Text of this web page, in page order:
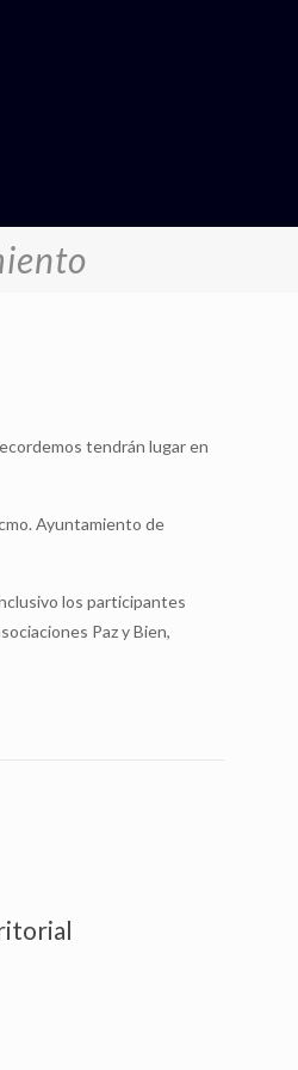
tendrán lugar en
Ayuntamiento de
los participantes
Paz y Bien,